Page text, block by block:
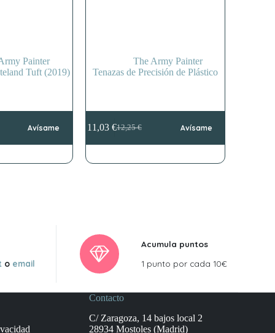
Painter
Tuft (2019)
Avísame
The Army Painter
Tenazas de Precisión de Plástico
12,25€
El
precio
era:
11,03 €El
precio
es:
Avísame
o email
Acumula puntos
1 punto por cada 10€
Contacto
C/ Zaragoza, 14 bajos local 2
28934 Mostoles (Madrid)